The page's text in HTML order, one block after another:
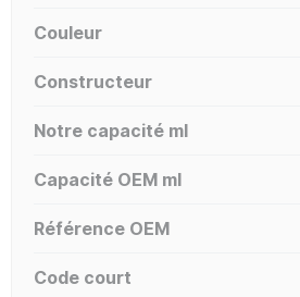
Couleur
Constructeur
Notre capacité ml
Capacité OEM ml
Référence OEM
Code court